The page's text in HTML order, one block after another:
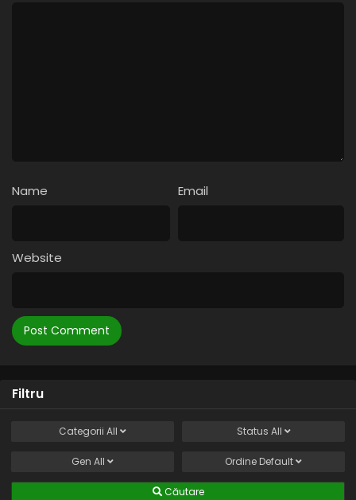
Name Email
Website
Filtru
Categorii All Status All
Gen All Ordine Default
Căutare